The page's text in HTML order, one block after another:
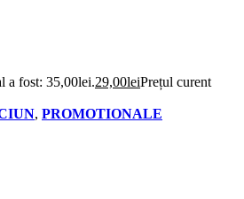
a fost: 35,00lei.29,00leiPrețul curent
, PROMOTIONALE